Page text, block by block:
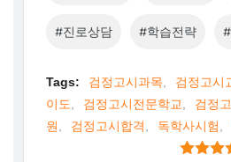
#진로상담 #학습전략
Tags: 검정고시과목 검정고시
이도
검정고시전문학교 검정
원
검정고시합격 독학사시험